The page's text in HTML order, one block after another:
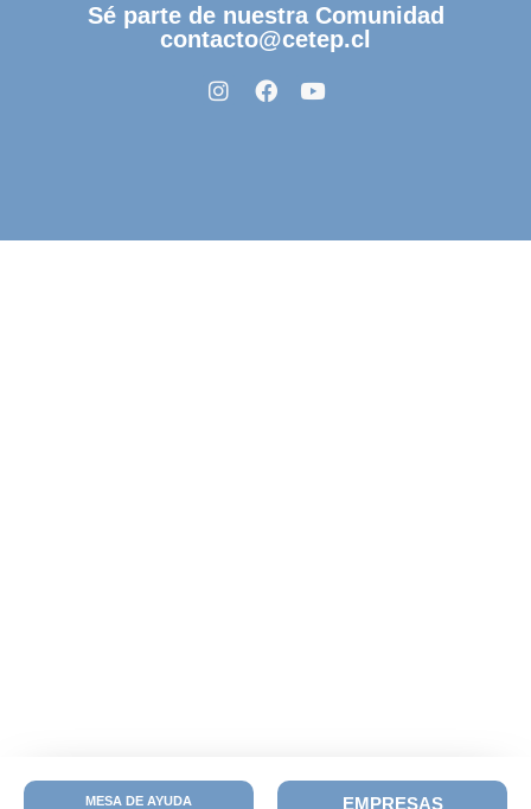
MESA DE AYUDA EMPRESAS
Sé parte de nuestra Comunidad
contacto@cetep.cl